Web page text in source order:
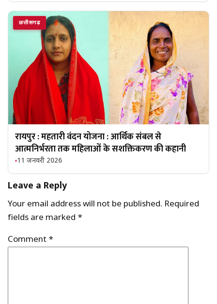
छत्तीसगढ़
रायपुर : महतारी वंदन योजना : आर्थिक संबल से
आत्मनिर्भरता तक महिलाओं के सशक्तिकरण की कहानी
11 जनवरी 2026
Leave a Reply
Your email address will not be published. Required
fields are marked *
Comment *